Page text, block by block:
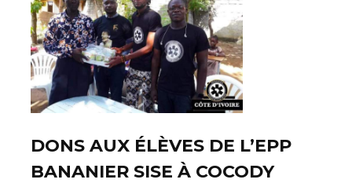
DONS AUX ÉLÈVES DE L’EPP
BANANIER SISE À COCODY